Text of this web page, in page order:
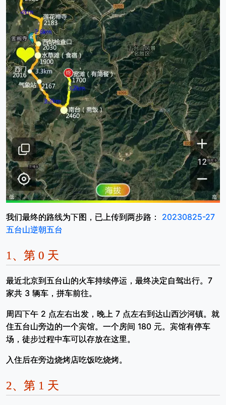
我们最终的路线为下图，已上传到两步路：
20230825-27
五台山逆朝五台
1、 第 0 天
最近北京到五台山的火车持续停运，最终决定自驾出行。7
家共 3 辆车，拼车前往。
周四下午 2 点左右出发，晚上 7 点左右到达山西沙河镇。就
住五台山旁边的一个宾馆。一个房间 180 元。宾馆有停车
场，徒步过程中车可以存放在这里。
入住后在旁边烧烤店吃饭吃烧烤。
2、 第 1 天